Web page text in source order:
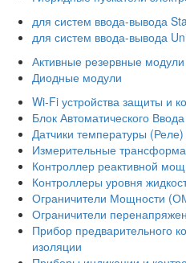
для систем ввода-вывода
для систем ввода-вывода
Активные резервные модули
Диодные модули
Wi-Fi устройства защиты и
Блок Автоматического
Датчики температуры (Реле)
Измерительные
Контроллер реактивной
Контроллеры уровня
Ограничители Мощности
Ограничители
Прибор предварительного
изоляции